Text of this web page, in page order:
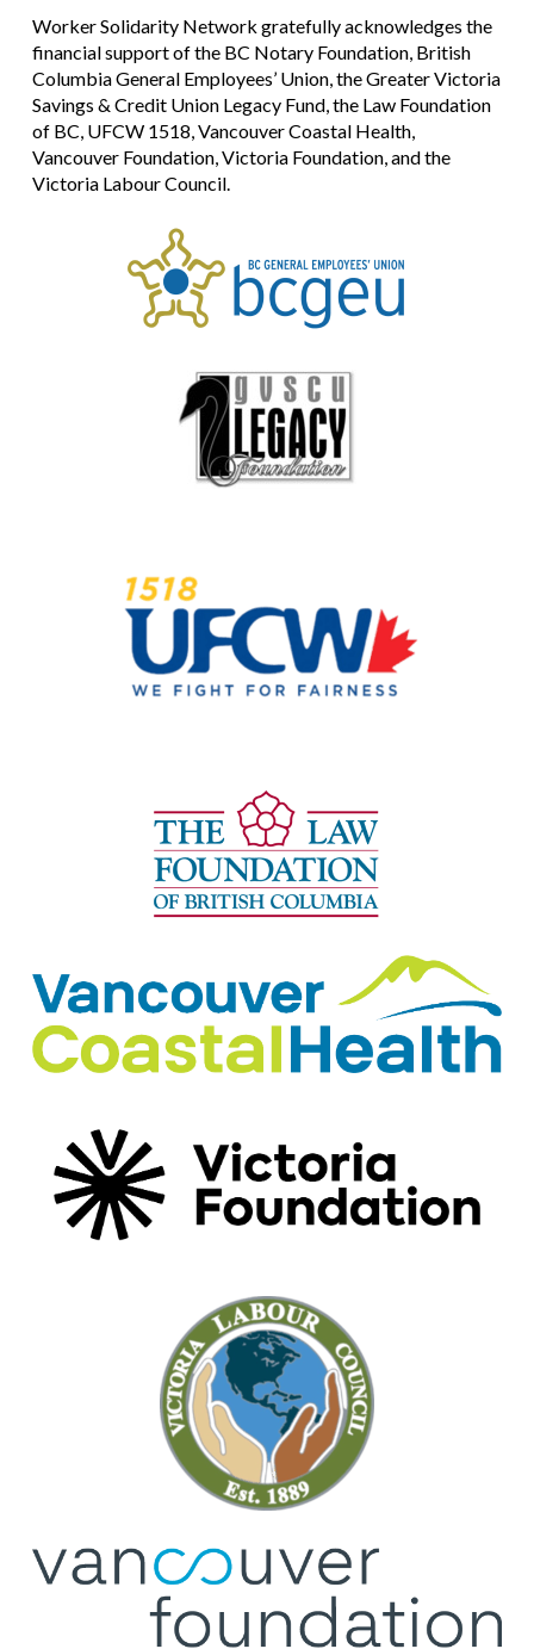
Worker Solidarity Network gratefully acknowledges the
financial support of the BC Notary Foundation, British
Columbia General Employees’ Union, the Greater Victoria
Savings & Credit Union Legacy Fund, the Law Foundation
of BC, UFCW 1518, Vancouver Coastal Health,
Vancouver Foundation, Victoria Foundation, and the
Victoria Labour Council.